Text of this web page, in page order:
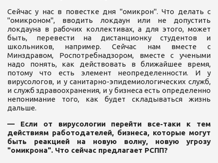
Сейчас у нас в повестке дня "омикрон". Что делать с
"омикроном", вводить локдаун или не допустить
локдауна в рабочих коллективах, а для этого, может
быть, перевести на дистанционку студентов и
школьников, например. Сейчас нам вместе с
Минздравом, Роспотребнадзором, вместе с учеными
надо понять, как действовать в ближайшее время,
потому что есть элемент неопределенности. И у
вирусологов, и у санитарно-эпидемиологических служб,
и служб здравоохранения, и у бизнеса есть определенно
непонимание того, как будет складываться жизнь
дальше.
— Если от вирусологии перейти все-таки к тем
действиям работодателей, бизнеса, которые могут
быть реакцией на новую волну, новую угрозу
"омикрона". Что сейчас предлагает РСПП?